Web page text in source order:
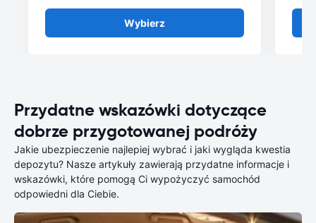
Wybierz
Przydatne wskazówki dotyczące
dobrze przygotowanej podróży
Jakie ubezpieczenie najlepiej wybrać i jaki wygląda kwestia
depozytu? Nasze artykuły zawierają przydatne informacje i
wskazówki, które pomogą Ci wypożyczyć samochód
odpowiedni dla Ciebie.